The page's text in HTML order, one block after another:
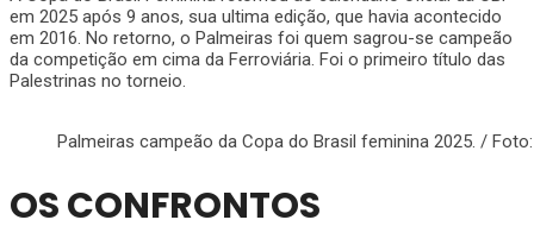
em 2025 após 9 anos, sua ultima edição, que havia acontecido
em 2016. No retorno, o Palmeiras foi quem sagrou-se campeão
da competição em cima da Ferroviária. Foi o primeiro título das
Palestrinas no torneio.
Palmeiras campeão da Copa do Brasil feminina 2025. /
OS CONFRONTOS